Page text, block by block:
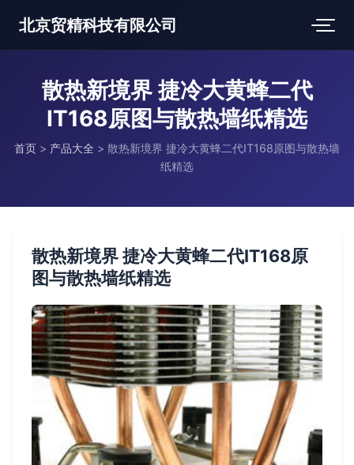
北京贸精科技有限公司
散热新境界 捷冷大黄蜂二代
IT168原图与散热墙纸精选
首页 > 产品大全 > 散热新境界 捷冷大黄蜂二代IT168原图与散热墙
纸精选
散热新境界 捷冷大黄蜂二代IT168原
图与散热墙纸精选